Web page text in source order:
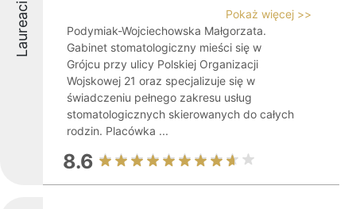
Laureaci
Pokaż więcej >>
Podymiak-Wojciechowska Małgorzata.
Gabinet stomatologiczny mieści się w
Grójcu przy ulicy Polskiej Organizacji
Wojskowej 21 oraz specjalizuje się w
świadczeniu pełnego zakresu usług
stomatologicznych skierowanych do całych
rodzin. Placówka ...
8.6